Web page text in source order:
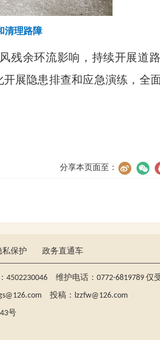
清理路障
残余环流影响，持续开展道
展隐患排查和应急演练，全
分享本页面至：
私保护 政务直通车
维护电话：0772-6819789 仅
投稿：lzzfw@126.com
号